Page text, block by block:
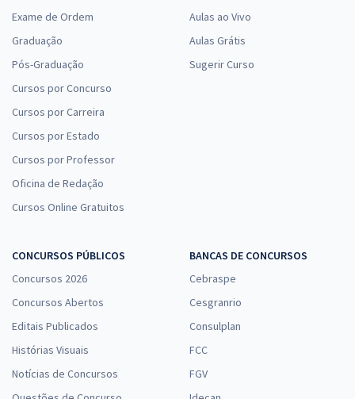
Exame de Ordem
Graduação
Pós-Graduação
Cursos por Concurso
Cursos por Carreira
Cursos por Estado
Cursos por Professor
Oficina de Redação
Cursos Online Gratuitos
Aulas ao Vivo
Aulas Grátis
Sugerir Curso
CONCURSOS PÚBLICOS
Concursos 2026
Concursos Abertos
Editais Publicados
Histórias Visuais
Notícias de Concursos
BANCAS DE CONCURSOS
Cebraspe
Cesgranrio
Consulplan
FCC
FGV